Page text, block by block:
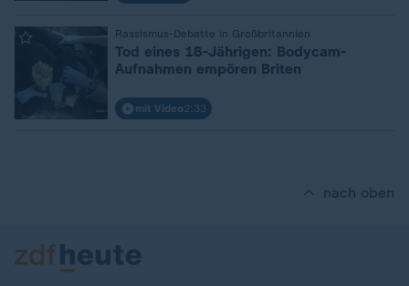
Rassismus-Debatte in Großbritannien
Tod eines 18-Jährigen: Bodycam-
Aufnahmen empören Briten
mit Video2:33
nach oben